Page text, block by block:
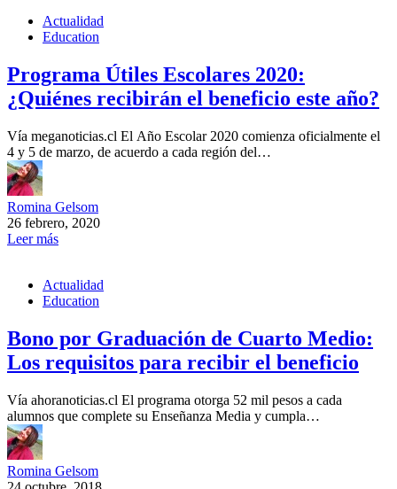
Actualidad
Education
Programa Útiles Escolares 2020:
¿Quiénes recibirán el beneficio este año?
Vía meganoticias.cl El Año Escolar 2020 comienza oficialmente el
4 y 5 de marzo, de acuerdo a cada región del…
Romina Gelsom
26 febrero, 2020
Leer más
Actualidad
Education
Bono por Graduación de Cuarto Medio:
Los requisitos para recibir el beneficio
Vía ahoranoticias.cl El programa otorga 52 mil pesos a cada
alumnos que complete su Enseñanza Media y cumpla…
Romina Gelsom